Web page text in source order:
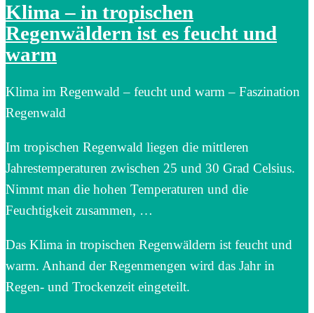
Klima – in tropischen
Regenwäldern ist es feucht und
warm
Klima im Regenwald – feucht und warm – Faszination
Regenwald
Im tropischen Regenwald liegen die mittleren
Jahrestemperaturen zwischen 25 und 30 Grad Celsius.
Nimmt man die hohen Temperaturen und die
Feuchtigkeit zusammen, …
Das Klima in tropischen Regenwäldern ist feucht und
warm. Anhand der Regenmengen wird das Jahr in
Regen- und Trockenzeit eingeteilt.